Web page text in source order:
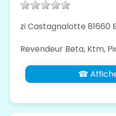
zi Castagnalotte 81660
Revendeur Beta, Ktm,
☎